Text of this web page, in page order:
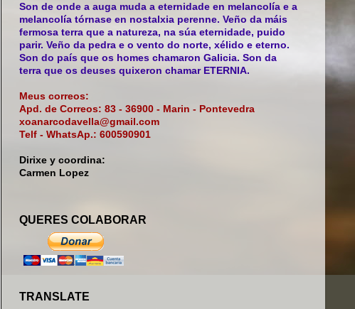
Son de onde a auga muda a eternidade en melancolía e a
melancolía tórnase en nostalxia perenne. Veño da máis
fermosa terra que a natureza, na súa eternidade, puido
parir. Veño da pedra e o vento do norte, xélido e eterno.
Son do país que os homes chamaron Galicia. Son da
terra que os deuses quixeron chamar ETERNIA.
Meus correos:
Apd. de Correos: 83 - 36900 - Marin - Pontevedra
xoanarcodavella@gmail.com
Telf - WhatsAp.: 600590901
Dirixe y coordina:
Carmen Lopez
QUERES COLABORAR
TRANSLATE